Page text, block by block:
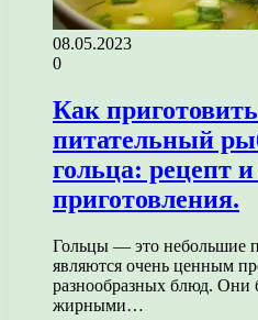
08.05.2023
0
Как
питательный
гольца: рецепт
приготовления.
Гольцы — это небольшие
являются очень ценным
разнообразных блюд. Они
жирными…